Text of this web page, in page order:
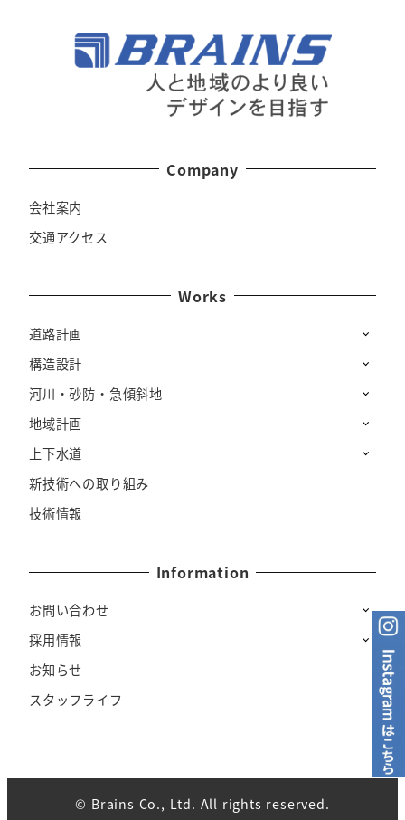
Company
会社案内
交通アクセス
Works
道路計画
構造設計
河川・砂防・急傾斜地
地域計画
上下水道
新技術への取り組み
技術情報
Information
お問い合わせ
採用情報
お知らせ
スタッフライフ
© Brains Co., Ltd. All rights reserved.